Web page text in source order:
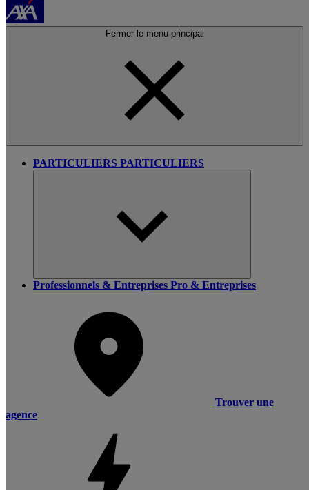
Fermer le menu principal
PARTICULIERS PARTICULIERS
Professionnels & Entreprises Pro & Entreprises
Trouver une
agence